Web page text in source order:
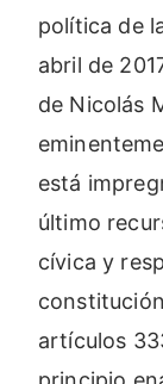
política de
abril de
de Nicolás
está
último
cívica y
artículos